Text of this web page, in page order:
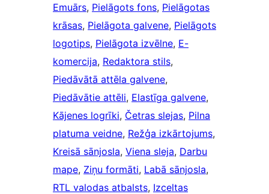
Emuārs, Pielāgots fons, Pielāgotas
krāsas, Pielāgota galvene, Pielāgots
logotips, Pielāgota izvēlne, E-
komercija, Redaktora stils
Piedāvātā attēla galvene
Piedāvātie attēli, Elastīga galvene
Kājenes logrīki, Četras slejas, Pilna
platuma veidne, Režģa izkārtojums
Kreisā sānjosla, Viena sleja, Darbu
mape, Ziņu formāti, Labā sānjosla
RTL valodas atbalsts, Izceltas